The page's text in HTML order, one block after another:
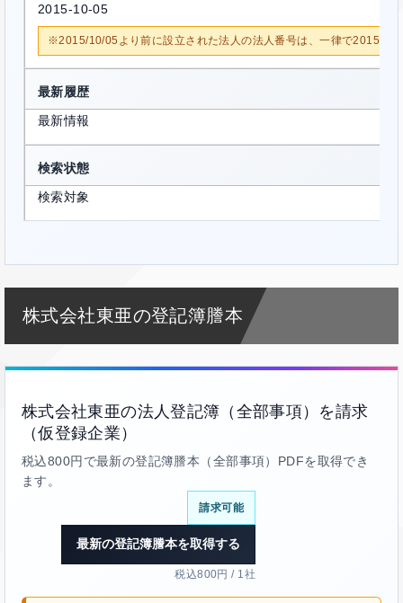
2015-10-05
※2015/10/05より前に設立された法人の法人番号は、一律で2015/10/
最新履歴
最新情報
検索状態
検索対象
株式会社東亜の登記簿謄本
株式会社東亜の法人登記簿（全部事項）を請求
（仮登録企業）
税込800円で最新の登記簿謄本（全部事項）PDFを取得でき
ます。
請求可能
最新の登記簿謄本を取得する
税込800円 / 1社